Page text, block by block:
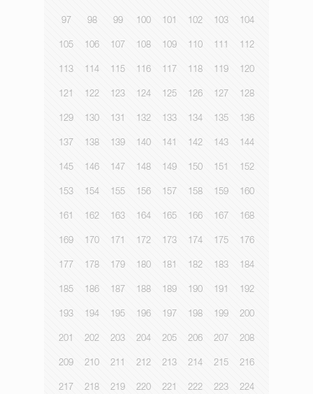
97 98 99 100 101 102 103 104
105 106 107 108 109 110 111 112
113 114 115 116 117 118 119 120
121 122 123 124 125 126 127 128
129 130 131 132 133 134 135 136
137 138 139 140 141 142 143 144
145 146 147 148 149 150 151 152
153 154 155 156 157 158 159 160
161 162 163 164 165 166 167 168
169 170 171 172 173 174 175 176
177 178 179 180 181 182 183 184
185 186 187 188 189 190 191 192
193 194 195 196 197 198 199 200
201 202 203 204 205 206 207 208
209 210 211 212 213 214 215 216
217 218 219 220 221 222 223 224